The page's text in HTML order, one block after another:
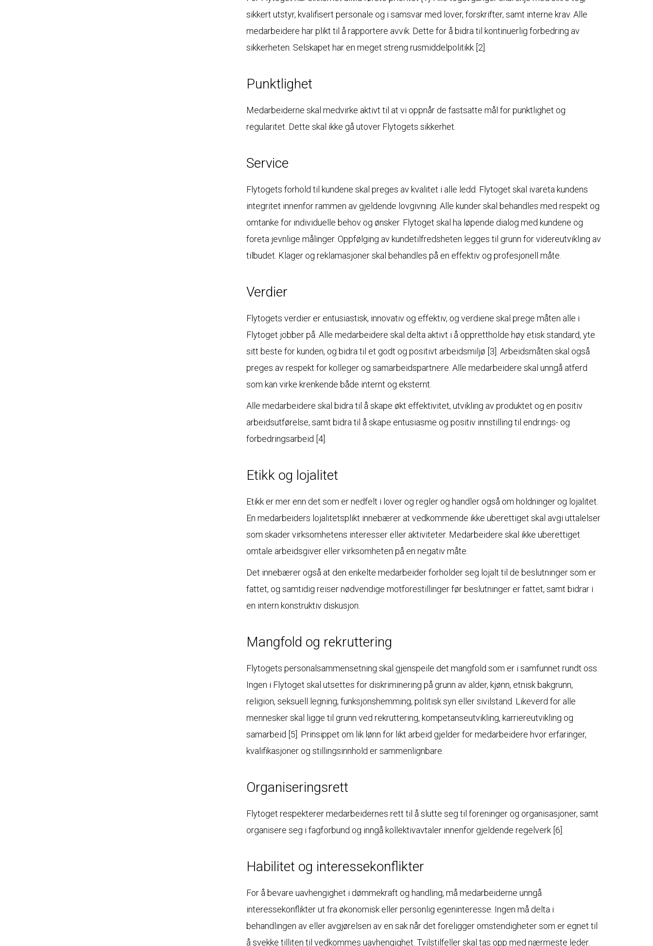
sikkert utstyr, kvalifisert personale og i samsvar med lover, forskrifter, samt interne krav. Alle
medarbeidere har plikt til å rapportere avvik. Dette for å bidra til kontinuerlig forbedring av
sikkerheten. Selskapet har en meget streng rusmiddelpolitikk [2].
Punktlighet
Medarbeiderne skal medvirke aktivt til at vi oppnår de fastsatte mål for punktlighet og
regularitet. Dette skal ikke gå utover Flytogets sikkerhet.
Service
Flytogets forhold til kundene skal preges av kvalitet i alle ledd. Flytoget skal ivareta kundens
integritet innenfor rammen av gjeldende lovgivning. Alle kunder skal behandles med respekt og
omtanke for individuelle behov og ønsker. Flytoget skal ha løpende dialog med kundene og
foreta jevnlige målinger. Oppfølging av kundetilfredsheten legges til grunn for videreutvikling av
tilbudet. Klager og reklamasjoner skal behandles på en effektiv og profesjonell måte.
Verdier
Flytogets verdier er entusiastisk, innovativ og effektiv, og verdiene skal prege måten alle i
Flytoget jobber på. Alle medarbeidere skal delta aktivt i å opprettholde høy etisk standard, yte
sitt beste for kunden, og bidra til et godt og positivt arbeidsmiljø [3]. Arbeidsmåten skal også
preges av respekt for kolleger og samarbeidspartnere. Alle medarbeidere skal unngå atferd
som kan virke krenkende både internt og eksternt.
Alle medarbeidere skal bidra til å skape økt effektivitet, utvikling av produktet og en positiv
arbeidsutførelse, samt bidra til å skape entusiasme og positiv innstilling til endrings- og
forbedringsarbeid [4].
Etikk og lojalitet
Etikk er mer enn det som er nedfelt i lover og regler og handler også om holdninger og lojalitet.
En medarbeiders lojalitetsplikt innebærer at vedkommende ikke uberettiget skal avgi uttalelser
som skader virksomhetens interesser eller aktiviteter. Medarbeidere skal ikke uberettiget
omtale arbeidsgiver eller virksomheten på en negativ måte.
Det innebærer også at den enkelte medarbeider forholder seg lojalt til de beslutninger som er
fattet, og samtidig reiser nødvendige motforestillinger før beslutninger er fattet, samt bidrar i
en intern konstruktiv diskusjon.
Mangfold og rekruttering
Flytogets personalsammensetning skal gjenspeile det mangfold som er i samfunnet rundt oss.
Ingen i Flytoget skal utsettes for diskriminering på grunn av alder, kjønn, etnisk bakgrunn,
religion, seksuell legning, funksjonshemming, politisk syn eller sivilstand. Likeverd for alle
mennesker skal ligge til grunn ved rekruttering, kompetanseutvikling, karriereutvikling og
samarbeid [5]. Prinsippet om lik lønn for likt arbeid gjelder for medarbeidere hvor erfaringer,
kvalifikasjoner og stillingsinnhold er sammenlignbare.
Organiseringsrett
Flytoget respekterer medarbeidernes rett til å slutte seg til foreninger og organisasjoner, samt
organisere seg i fagforbund og inngå kollektivavtaler innenfor gjeldende regelverk [6].
Habilitet og interessekonflikter
For å bevare uavhengighet i dømmekraft og handling, må medarbeiderne unngå
interessekonflikter ut fra økonomisk eller personlig egeninteresse. Ingen må delta i
behandlingen av eller avgjørelsen av en sak når det foreligger omstendigheter som er egnet til
å svekke tilliten til vedkommes uavhengighet. Tvilstilfeller skal tas opp med nærmeste leder.